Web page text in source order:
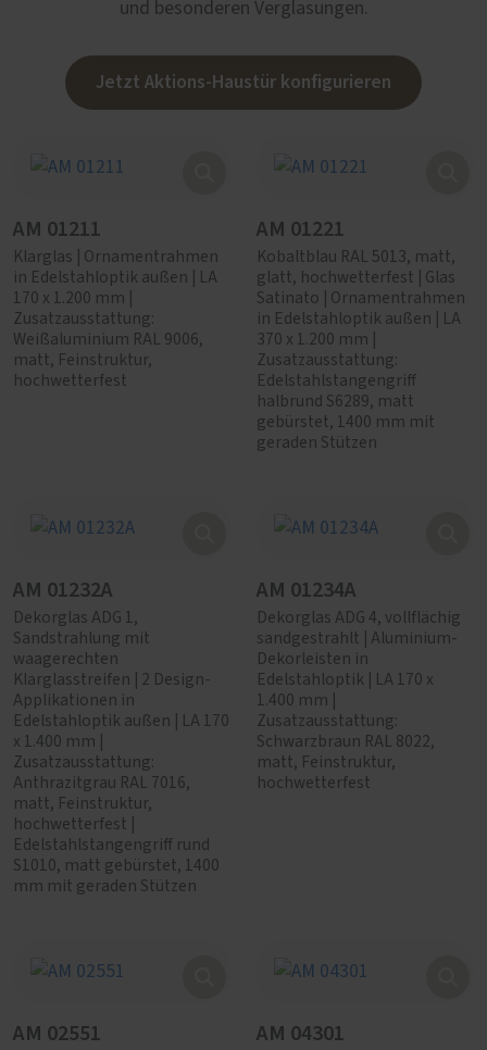
und besonderen Verglasungen.
Jetzt Aktions-Haustür konfigurieren
AM 01211
Klarglas | Ornamentrahmen
in Edelstahloptik außen | LA
170 x 1.200 mm |
Zusatzausstattung:
Weißaluminium RAL 9006,
matt, Feinstruktur,
hochwetterfest
AM 01221
Kobaltblau RAL 5013, matt,
glatt, hochwetterfest | Glas
Satinato | Ornamentrahmen
in Edelstahloptik außen | LA
370 x 1.200 mm |
Zusatzausstattung:
Edelstahlstangengriff
halbrund S6289, matt
gebürstet, 1400 mm mit
geraden Stützen
AM 01232A
Dekorglas ADG 1,
Sandstrahlung mit
waagerechten
Klarglasstreifen | 2 Design-
Applikationen in
Edelstahloptik außen | LA 170
x 1.400 mm |
Zusatzausstattung:
Anthrazitgrau RAL 7016,
matt, Feinstruktur,
hochwetterfest |
Edelstahlstangengriff rund
S1010, matt gebürstet, 1400
mm mit geraden Stützen
AM 01234A
Dekorglas ADG 4, vollflächig
sandgestrahlt | Aluminium-
Dekorleisten in
Edelstahloptik | LA 170 x
1.400 mm |
Zusatzausstattung:
Schwarzbraun RAL 8022,
matt, Feinstruktur,
hochwetterfest
AM 02551 AM 04301